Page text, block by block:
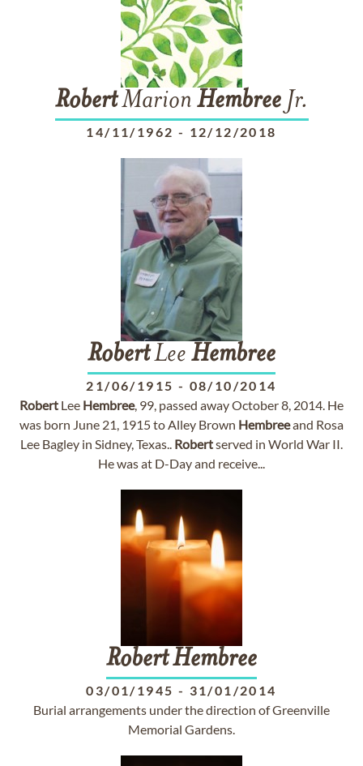
RobertMarion HembreeJr.
14/11/1962 - 12/12/2018
RobertLee Hembree
21/06/1915 - 08/10/2014
Robert Lee Hembree, 99, passed away October 8, 2014. He
was born June 21, 1915 to Alley Brown Hembreeand Rosa
Lee Bagley in Sidney, Texas.. Robertserved in World War II.
He was at D-Day and receive...
RobertHembree
03/01/1945 - 31/01/2014
Burial arrangements under the direction of Greenville
Memorial Gardens.